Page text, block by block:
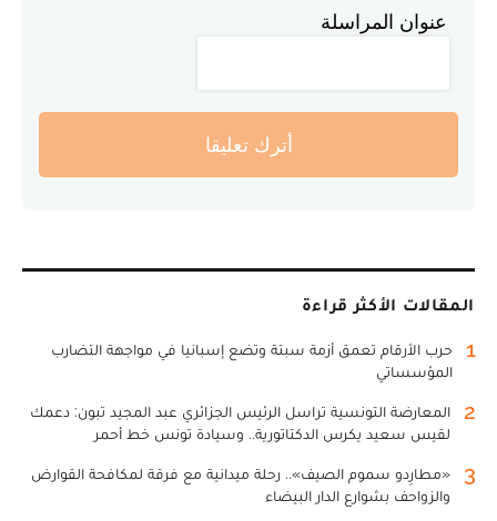
عنوان المراسلة
أترك تعليقا
المقالات الأكثر قراءة
1
حرب الأرقام تعمق أزمة سبتة وتضع إسبانيا في مواجهة التضارب
المؤسساتي
2
المعارضة التونسية تراسل الرئيس الجزائري عبد المجيد تبون: دعمك
لقيس سعيد يكرس الدكتاتورية.. وسيادة تونس خط أحمر
3
«مطارِدو سموم الصيف».. رحلة ميدانية مع فرقة لمكافحة القوارض
والزواحف بشوارع الدار البيضاء